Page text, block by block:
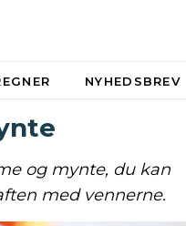
NYHEDSBREV
og mynte, du kan
med vennerne.